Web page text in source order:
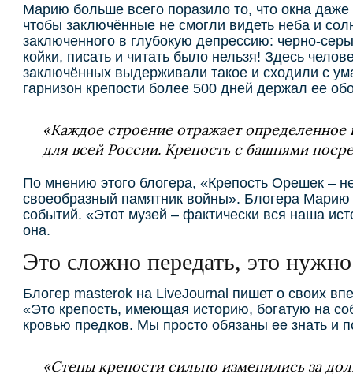
Марию больше всего поразило то, что окна
чтобы заключённые не смогли видеть неба и
заключенного в глубокую депрессию: черно-
койки, писать и читать было нельзя! Здесь
заключённых выдерживали такое и сходили с
гарнизон крепости более 500 дней держал ее
«Каждое строение отражает
для всей России. Крепость с башнями
По мнению этого блогера, «Крепость Орешек –
своеобразный памятник войны». Блогера
событий. «Этот музей – фактически вся наша
она.
Это сложно передать, это
Блогер masterok на LiveJournal пишет о своих
«Это крепость, имеющая историю, богатую на
кровью предков. Мы просто обязаны ее знать и
«Стены крепости сильно изменились за